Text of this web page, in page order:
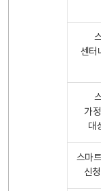
센터
가
대
스마
신